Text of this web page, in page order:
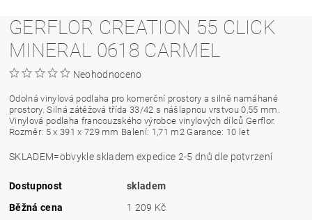
GERFLOR CREATION 55 CLICK
MINERAL 0618 CARMEL
Neohodnoceno
Odolná vinylová podlaha pro komerční prostory a silně namáhané
prostory. Silná zátěžová třída 33/42 s nášlapnou vrstvou 0,55 mm.
Vinylová podlaha francouzského výrobce vinylových dílců Gerflor.
Rozměr: 5 x 391 x 729 mm Balení: 1,71 m2 Garance: 10 let
SKLADEM=obvykle skladem expedice 2-5 dnů dle potvrzení
Dostupnost
skladem
Běžná cena
1 209 Kč